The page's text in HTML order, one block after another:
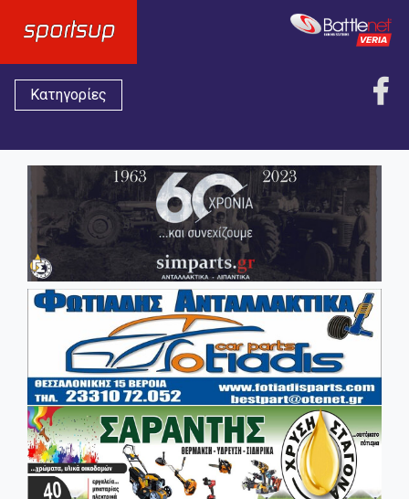
Κατηγορίες